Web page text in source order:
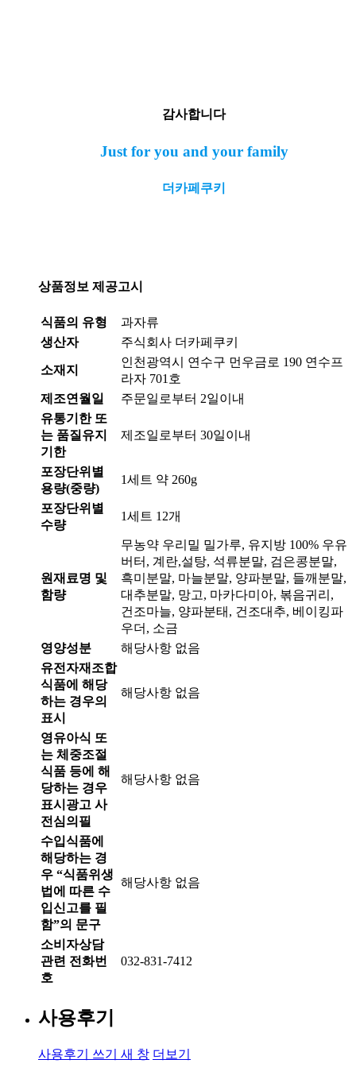
감사합니다
Just for you and your family
더카페쿠키
상품정보 제공고시
식품의 유형
과자류
생산자
주식회사 더카페쿠키
소재지
인천광역시 연수구 먼우금로 190 연수프
라자 701호
제조연월일
주문일로부터 2일이내
유통기한 또
는 품질유지
기한
제조일로부터 30일이내
포장단위별
용량(중량)
1세트 약 260g
포장단위별
수량
1세트 12개
원재료명 및
함량
무농약 우리밀 밀가루, 유지방 100% 우유
버터, 계란,설탕, 석류분말, 검은콩분말,
흑미분말, 마늘분말, 양파분말, 들깨분말,
대추분말, 망고, 마카다미아, 볶음귀리,
건조마늘, 양파분태, 건조대추, 베이킹파
우더, 소금
영양성분
해당사항 없음
유전자재조합
식품에 해당
하는 경우의
표시
해당사항 없음
영유아식 또
는 체중조절
식품 등에 해
당하는 경우
표시광고 사
전심의필
해당사항 없음
수입식품에
해당하는 경
우 “식품위생
법에 따른 수
입신고를 필
함”의 문구
해당사항 없음
소비자상담
관련 전화번
호
032-831-7412
사용후기
사용후기 쓰기 새 창 더보기